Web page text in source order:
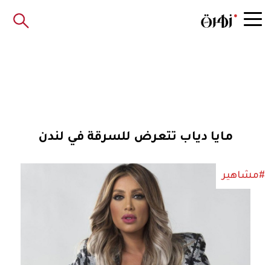
مايا دياب تتعرض للسرقة في لندن
#مشاهير